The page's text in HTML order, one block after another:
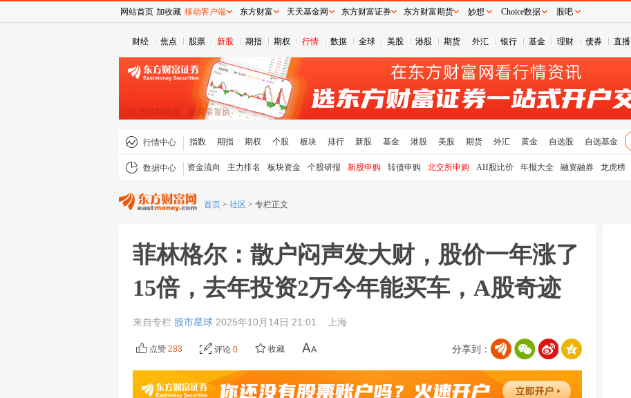
财经 焦点 股票 新股 期指 期权 行情 数据 全球 美股 港股 期货 外汇 银行 基金 理财 债券 直播
行情中心 指数 期指 期权 个股 板块 排行 新股 基金 港股 美股 期货 外汇 黄金 自选股 自选基金
数据中心 资金流向 主力排名 板块资金 个股研报 新股申购 转债申购 北交所申购 AH股比价 年报大全 融资融券 龙虎榜
首页 > 社区 > 专栏正文
菲林格尔：散户闷声发大财，股价一年涨了
15倍，去年投资2万今年能买车，A股奇迹
来自专栏 股市星球 2025年10月14日 21:01 上海
分享到：
点赞 283 评论 0 收藏
网站首页 加收藏 移动客户端 东方财富 天天基金网 东方财富证券 东方财富期货 妙想 Choice数据 股吧